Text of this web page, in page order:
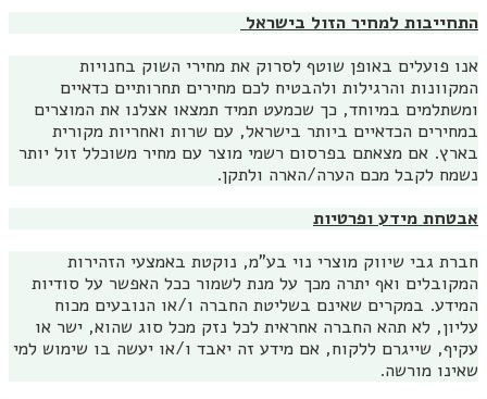
התחייבות למחיר הזול בישראל
אנו פועלים באופן שוטף לסרוק את מחירי השוק בחנויות
המקוונות והרגילות ולהבטיח לכם מחירים תחרותיים כדאיים
ומשתלמים במיוחד, כך שכמעט תמיד תמצאו אצלנו את המוצרים
במחירים הכדאיים ביותר בישראל, עם שרות ואחריות מקורית
בארץ. אם מצאתם בפרסום רשמי מוצר עם מחיר משוכלל זול יותר
נשמח לקבל מכם הערה/הארה ולתקן.
אבטחת מידע ופרטיות
חברת גבי שיווק מוצרי נוי בע"מ, נוקטת באמצעי הזהירות
המקובלים ואף יתרה מכך על מנת לשמור ככל האפשר על סודיות
המידע. במקרים שאינם בשליטת החברה ו/או הנובעים מכוח
עליון, לא תהא החברה אחראית לכל נזק מכל סוג שהוא, ישר או
עקיף, שייגרם ללקוח, אם מידע זה יאבד ו/או יעשה בו שימוש למי
שאינו מורשה.